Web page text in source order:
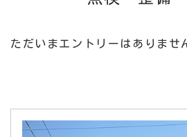
ただいまエントリーはありませ